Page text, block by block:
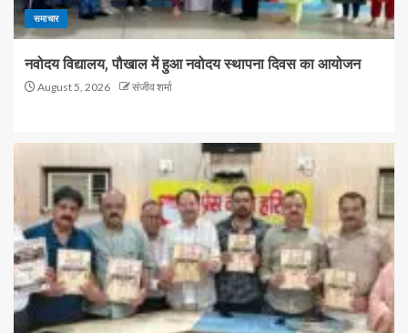
समाचार
नवोदय विद्यालय, पौखाल में हुआ नवोदय स्थापना दिवस का आयोजन
August 5, 2026 संजीव शर्मा